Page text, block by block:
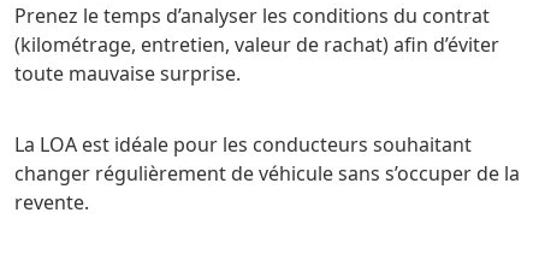
Prenez le temps d’analyser les conditions du contrat
(kilométrage, entretien, valeur de rachat) afin d’éviter
toute mauvaise surprise.
La LOA est idéale pour les conducteurs souhaitant
changer régulièrement de véhicule sans s’occuper de la
revente.